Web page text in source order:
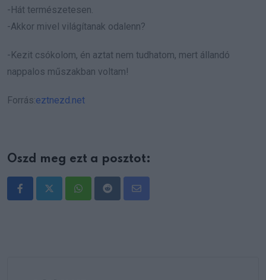
-Hát természetesen.
-Akkor mivel világítanak odalenn?
-Kezit csókolom, én aztat nem tudhatom, mert állandó
nappalos műszakban voltam!
Forrás:eztnezd.net
Oszd meg ezt a posztot:
WhatsappRedditShare